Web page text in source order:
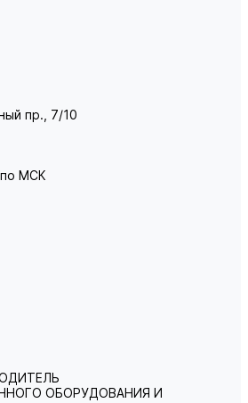
пр., 7/10
по МСК
ОБОРУДОВАНИЯ И